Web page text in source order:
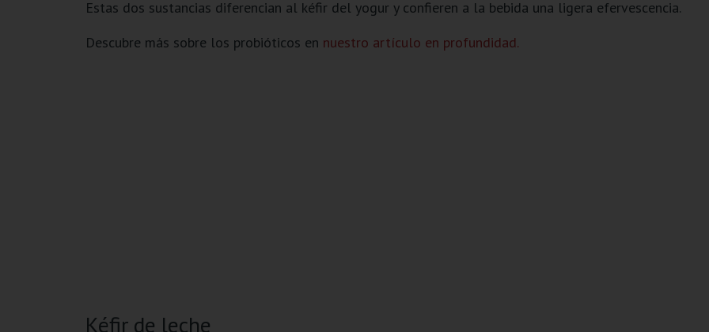
Estas dos sustancias diferencian al kéfir del yogur y confieren a la bebida una ligera efervescencia.
Descubre más sobre los probióticos en nuestro artículo en profundidad.
Kéfir de leche